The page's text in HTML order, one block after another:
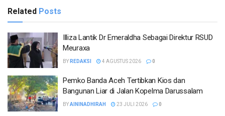
Related Posts
Illiza Lantik Dr Emeraldha Sebagai Direktur RSUD
Meuraxa
BY REDAKSI 4 AGUSTUS 2026 0
Pemko Banda Aceh Tertibkan Kios dan
Bangunan Liar di Jalan Kopelma Darussalam
BYAININADHIRAH 23 JULI 2026 0